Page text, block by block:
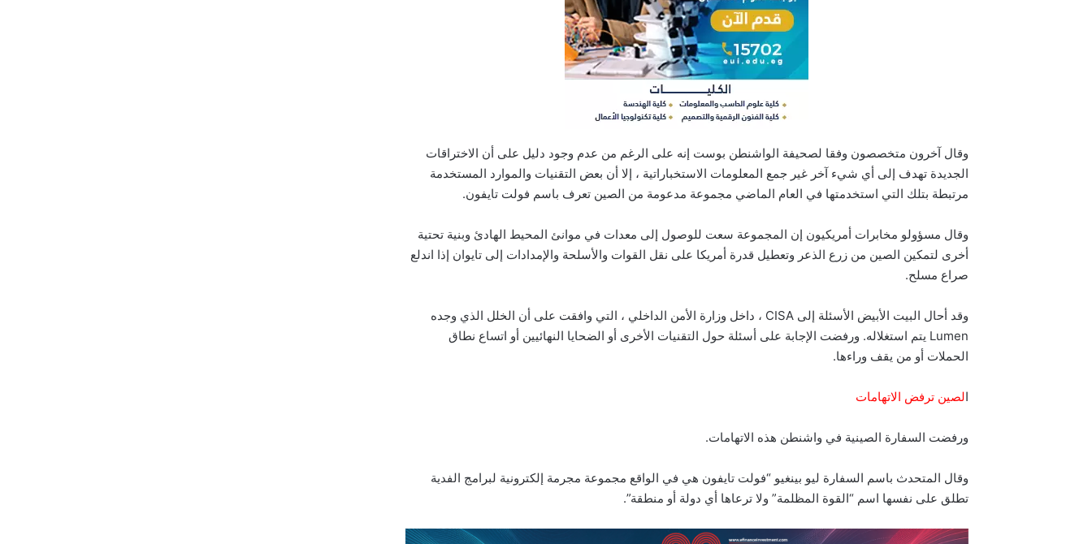
وقال آخرون متخصصون وفقا لصحيفة الواشنطن بوست إنه على الرغم من عدم وجود دليل على أن الاختراقات
الجديدة تهدف إلى أي شيء آخر غير جمع المعلومات الاستخباراتية ، إلا أن بعض التقنيات والموارد المستخدمة
مرتبطة بتلك التي استخدمتها في العام الماضي مجموعة مدعومة من الصين تعرف باسم فولت تايفون.
وقال مسؤولو مخابرات أمريكيون إن المجموعة سعت للوصول إلى معدات في موانئ المحيط الهادئ وبنية تحتية
أخرى لتمكين الصين من زرع الذعر وتعطيل قدرة أمريكا على نقل القوات والأسلحة والإمدادات إلى تايوان إذا اندلع
صراع مسلح.
وقد أحال البيت الأبيض الأسئلة إلى CISA ، داخل وزارة الأمن الداخلي ، التي وافقت على أن الخلل الذي وجده
Lumen يتم استغلاله. ورفضت الإجابة على أسئلة حول التقنيات الأخرى أو الضحايا النهائيين أو اتساع نطاق
الحملات أو من يقف وراءها.
الصين ترفض الاتهامات
ورفضت السفارة الصينية في واشنطن هذه الاتهامات.
وقال المتحدث باسم السفارة ليو بينغيو “فولت تايفون هي في الواقع مجموعة مجرمة إلكترونية لبرامج الفدية
تطلق على نفسها اسم “القوة المظلمة” ولا ترعاها أي دولة أو منطقة”.